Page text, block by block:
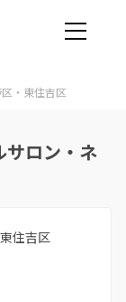
・東住吉区
サロン・ネ
住吉区